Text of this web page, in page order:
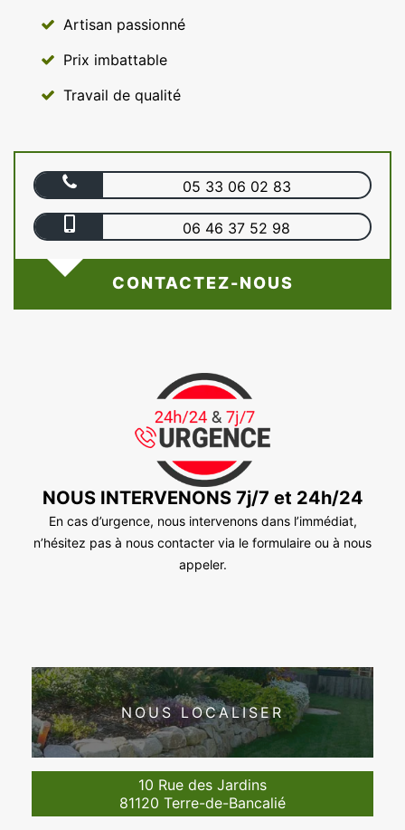
Artisan passionné
Prix imbattable
Travail de qualité
05 33 06 02 83
06 46 37 52 98
CONTACTEZ-NOUS
NOUS INTERVENONS 7j/7 et 24h/24
En cas d’urgence, nous intervenons dans l’immédiat,
n’hésitez pas à nous contacter via le formulaire ou à nous
appeler.
NOUS LOCALISER
10 Rue des Jardins
81120 Terre-de-Bancalié